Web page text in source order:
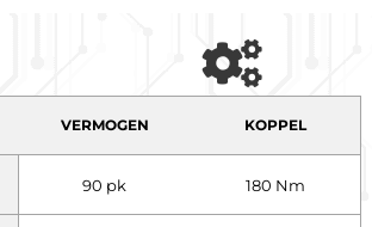
VERMOGEN KOPPEL
90 pk 180 Nm